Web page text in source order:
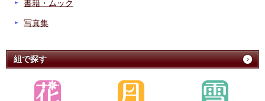
書籍・ムック
写真集
組で探す